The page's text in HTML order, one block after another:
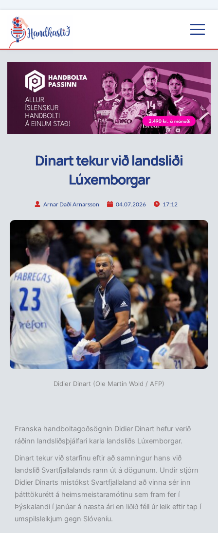
Dinart tekur við landsliði
Lúxemborgar
Arnar Daði Arnarsson 04.07.2026 17:12
Didier Dinart (Ole Martin Wold / AFP)
Franska handboltagoðsögnin Didier Dinart hefur verið
ráðinn landsliðsþjálfari karla landsliðs Lúxemborgar.
Dinart tekur við starfinu eftir að samningur hans við
landslið Svartfjallalands rann út á dögunum. Undir stjórn
Didier Dinarts mistókst Svartfjallaland að vinna sér inn
þátttökurétt á heimsmeistaramótinu sem fram fer í
Þýskalandi í janúar á næsta ári en liðið féll úr leik eftir tap í
umspilsleikjum gegn Slóveníu.